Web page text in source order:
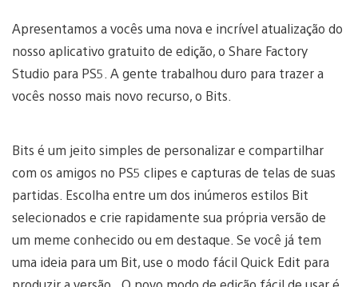
Apresentamos a vocês uma nova e incrível atualização do
nosso aplicativo gratuito de edição, o Share Factory
Studio para PS5. A gente trabalhou duro para trazer a
vocês nosso mais novo recurso, o Bits.
Bits é um jeito simples de personalizar e compartilhar
com os amigos no PS5 clipes e capturas de telas de suas
partidas. Escolha entre um dos inúmeros estilos Bit
selecionados e crie rapidamente sua própria versão de
um meme conhecido ou em destaque. Se você já tem
uma ideia para um Bit, use o modo fácil Quick Edit para